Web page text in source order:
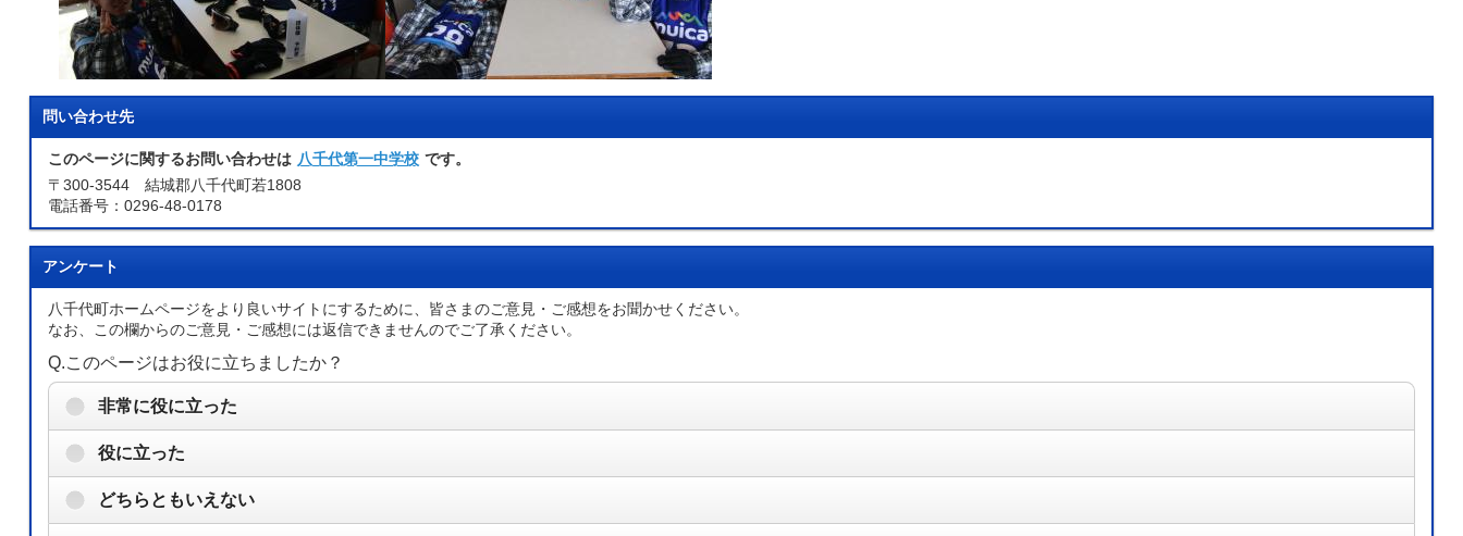
問い合わせ先
このページに関するお問い合わせは 八千代第一中学校 です。
〒300-3544 結城郡八千代町若1808
電話番号：0296-48-0178
アンケート
八千代町ホームページをより良いサイトにするために、皆さまのご意見・ご感想をお聞かせください。
なお、この欄からのご意見・ご感想には返信できませんのでご了承ください。
Q.このページはお役に立ちましたか？
非常に役に立った
役に立った
どちらともいえない